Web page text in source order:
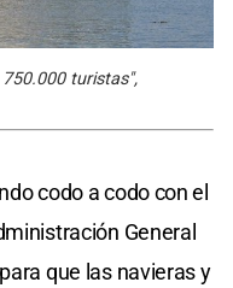
turistas",
codo a codo con el
General
que las navieras y